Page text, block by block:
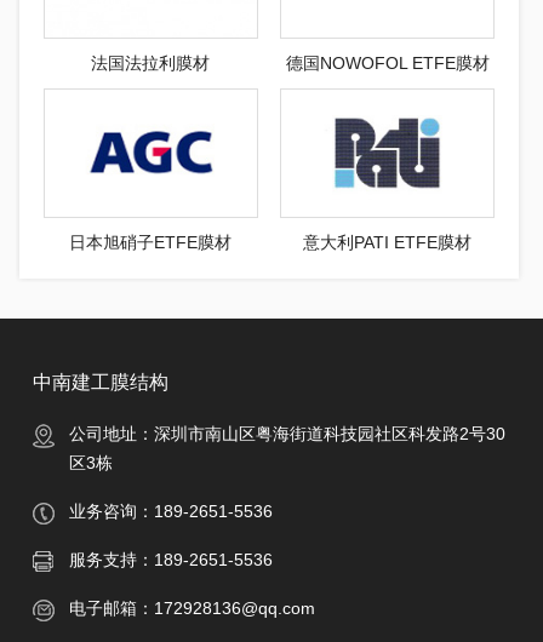
法国法拉利膜材 德国NOWOFOL ETFE膜材
日本旭硝子ETFE膜材 意大利PATI ETFE膜材
中南建工膜结构
公司地址：深圳市南山区粤海街道科技园社区科发路2号30
区3栋
业务咨询：189-2651-5536
服务支持：189-2651-5536
电子邮箱： 172928136@qq.com